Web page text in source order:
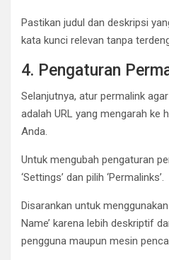
Pastikan judul dan deskripsi
kata kunci relevan tanpa
4. Pengaturan
Selanjutnya, atur permalink
adalah URL yang mengarah ke
Anda.
Untuk mengubah pengaturan
‘Settings’ dan pilih ‘Permalinks’.
Disarankan untuk
Name’ karena lebih deskriptif
pengguna maupun mesin